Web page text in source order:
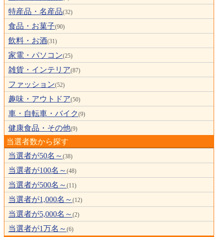
特産品・名産品(32)
食品・お菓子(90)
飲料・お酒(31)
家電・パソコン(25)
雑貨・インテリア(87)
ファッション(52)
趣味・アウトドア(50)
車・自転車・バイク (9)
健康食品・その他(9)
当選者数から探す
当選者が50名～ (38)
当選者が100名～ (48)
当選者が500名～ (11)
当選者が1,000名～ (12)
当選者が5,000名～ (2)
当選者が1万名～ (6)